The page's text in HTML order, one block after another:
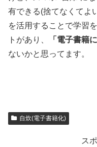
有できる(捨てなくてよ
を活用することで学習
トがあり、
「電子書籍
ないかと思ってます。
自炊(電子書籍化)
ス